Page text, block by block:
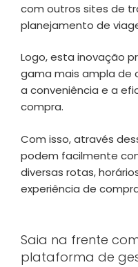
com outros sites de
planejamento de
Logo, esta inovação
gama mais ampla de
a conveniência e a
compra.
Com isso, através
podem facilmente
diversas rotas,
experiência de
Saia na frente
plataforma de